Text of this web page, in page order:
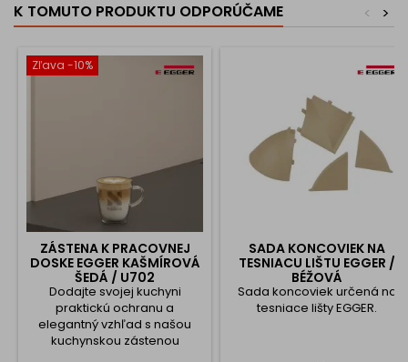
K TOMUTO PRODUKTU ODPORÚČAME >
<
Zľava -10%
ZÁSTENA K PRACOVNEJ
DOSKE EGGER KAŠMÍROVÁ
ŠEDÁ / U702
Dodajte svojej kuchyni
praktickú ochranu a
elegantný vzhľad s našou
kuchynskou zástenou
SADA KONCOVIEK NA
TESNIACU LIŠTU EGGER /
BÉŽOVÁ
Sada koncoviek určená na
tesniace lišty EGGER.